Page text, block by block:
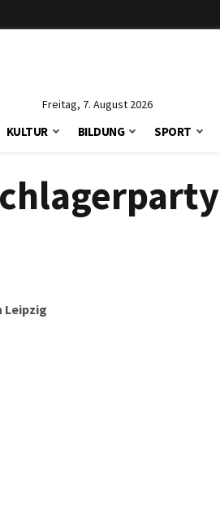
Freitag, 7. August 2026
KULTUR BILDUNG SPORT
Leipzig